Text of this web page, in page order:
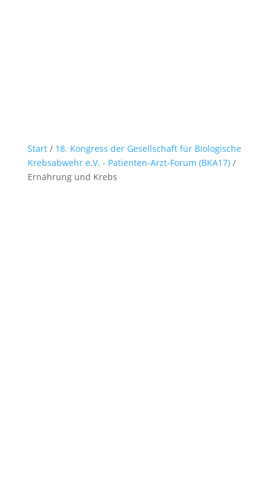
Start/ 18. Kongress der Gesellschaft für Biologische
Krebsabwehr e.V. - Patienten-Arzt-Forum (BKA17)/
Ernährung und Krebs